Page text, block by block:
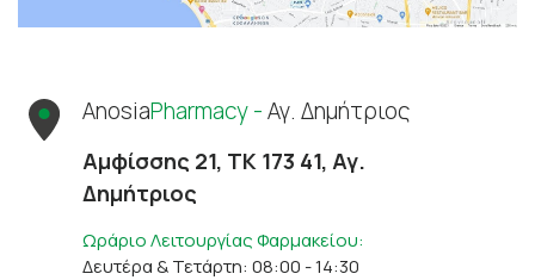
AnosiaPharmacy -Αγ. Δημήτριος
Αμφίσσης 21, ΤΚ 173 41, Αγ.
Δημήτριος
Ωράριο Λειτουργίας Φαρμακείου:
Δευτέρα & Τετάρτη: 08:00 - 14:30